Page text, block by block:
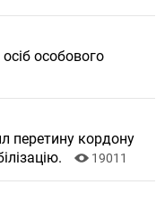
особового
перетину кордону
19011